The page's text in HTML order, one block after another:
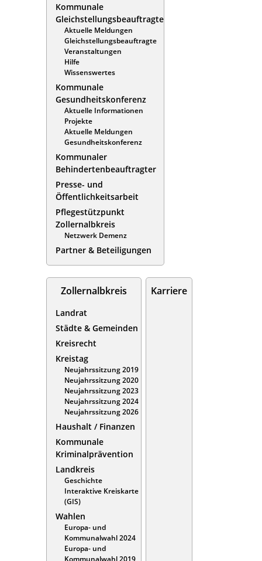
Kommunale
Gleichstellungsbeauftragte
Aktuelle Meldungen
Gleichstellungsbeauftragte
Veranstaltungen
Hilfe
Wissenswertes
Kommunale
Gesundheitskonferenz
Aktuelle Informationen
Projekte
Aktuelle Meldungen
Gesundheitskonferenz
Kommunaler
Behindertenbeauftragter
Presse- und
Öffentlichkeitsarbeit
Pflegestützpunkt
Zollernalbkreis
Netzwerk Demenz
Partner & Beteiligungen
Zollernalbkreis
Landrat
Städte & Gemeinden
Kreisrecht
Kreistag
Neujahrssitzung 2019
Neujahrssitzung 2020
Neujahrssitzung 2023
Neujahrssitzung 2024
Neujahrssitzung 2026
Haushalt / Finanzen
Kommunale
Kriminalprävention
Landkreis
Geschichte
Interaktive Kreiskarte
(GIS)
Wahlen
Europa- und
Kommunalwahl 2024
Europa- und
Kommunalwahl 2019
Karriere